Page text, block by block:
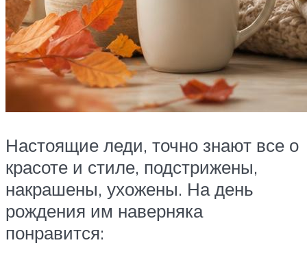
Настоящие леди, точно знают все о
красоте и стиле, подстрижены,
накрашены, ухожены. На день
рождения им наверняка
понравится: